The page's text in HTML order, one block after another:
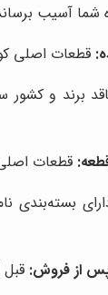
شما آسیب
قطعات اصلی
برند و
قطعات
از فروش: